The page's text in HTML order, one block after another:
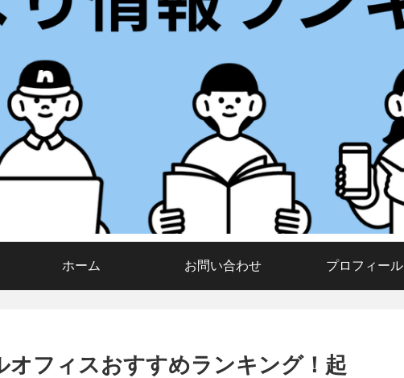
ホーム お問い合わせ プロフィール
オフィスおすすめランキング！起